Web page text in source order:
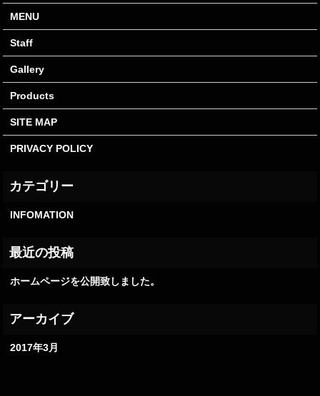
MENU
Staff
Gallery
Products
SITE MAP
PRIVACY POLICY
INFOMATION
ホームページを公開致しました。
2017年3月